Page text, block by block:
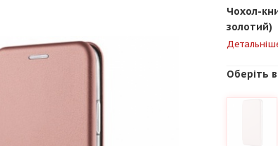
Чохол-
золотий)
Оберіть